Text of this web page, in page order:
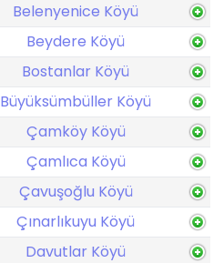
Belenyenice Köyü
Beydere Köyü
Bostanlar Köyü
Büyüksümbüller Köyü
Çamköy Köyü
Çamlıca Köyü
Çavuşoğlu Köyü
Çınarlıkuyu Köyü
Davutlar Köyü